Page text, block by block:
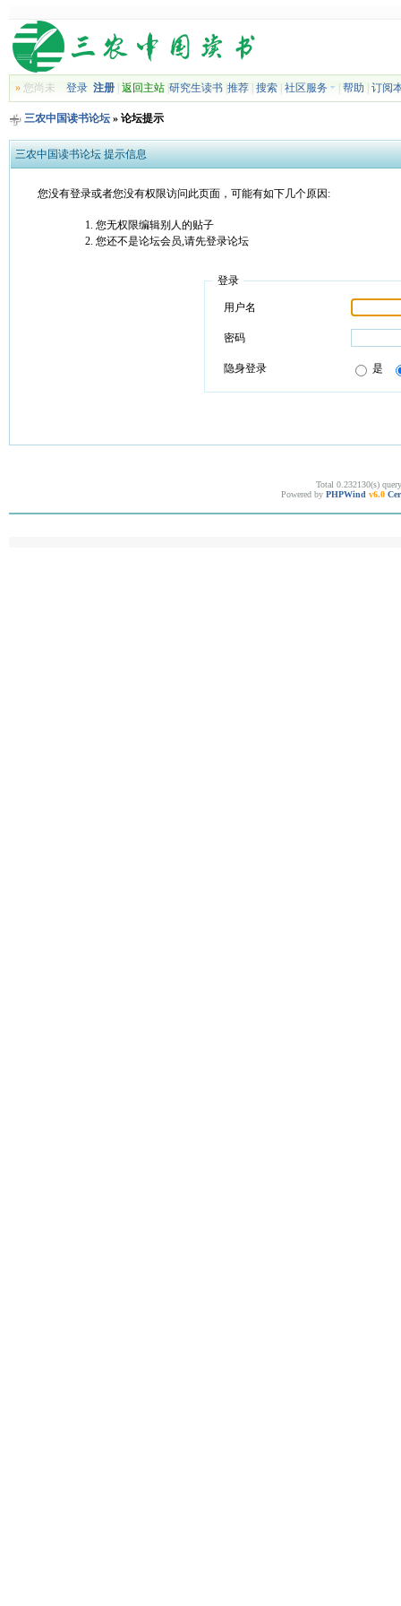
»您尚未 登录 注册| 返回主站| 研究生读书| 推荐| 搜索| 社区服务 帮助 订阅
三农中国读书论坛» 论坛提示
三农中国读书论坛 提示信息
您没有登录或者您没有权限访问此页面，可能有如下几个原因:
您无权限编辑别人的贴子
您还不是论坛会员,请先登录论坛
登录
用户名
密码
隐身登录 是
Total 0.232130(s)
Powered by PHPWind v6.0